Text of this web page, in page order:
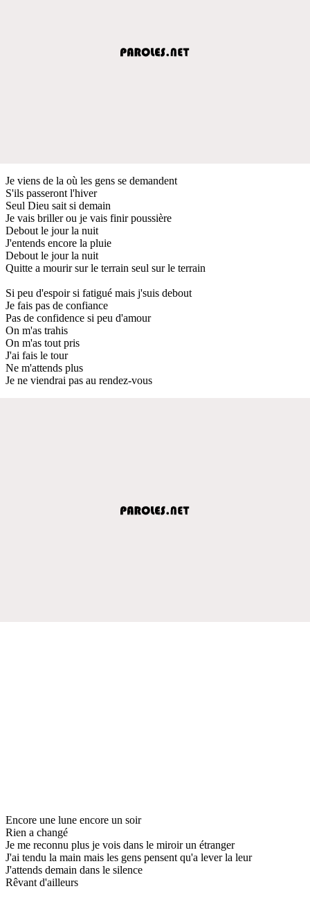
Je viens de la où les gens se demandent
S'ils passeront l'hiver
Seul Dieu sait si demain
Je vais briller ou je vais finir poussière
Debout le jour la nuit
J'entends encore la pluie
Debout le jour la nuit
Quitte a mourir sur le terrain seul sur le terrain
Si peu d'espoir si fatigué mais j'suis debout
Je fais pas de confiance
Pas de confidence si peu d'amour
On m'as trahis
On m'as tout pris
J'ai fais le tour
Ne m'attends plus
Je ne viendrai pas au rendez-vous
Encore une lune encore un soir
Rien a changé
Je me reconnu plus je vois dans le miroir un étranger
J'ai tendu la main mais les gens pensent qu'a lever la leur
J'attends demain dans le silence
Rêvant d'ailleurs